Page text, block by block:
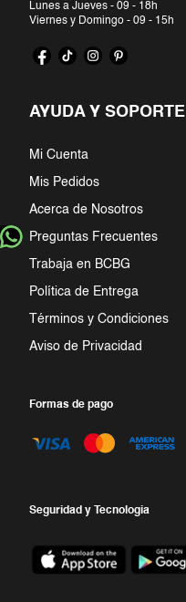
Lunes a Jueves - 09 - 18h
Viernes y Domingo - 09 - 15h
AYUDA Y SOPORTE
Mi Cuenta
Mis Pedidos
Acerca de Nosotros
Preguntas Frecuentes
Trabaja en BCBG
Política de Entrega
Términos y Condiciones
Aviso de Privacidad
Formas de pago
Seguridad y Tecnologia